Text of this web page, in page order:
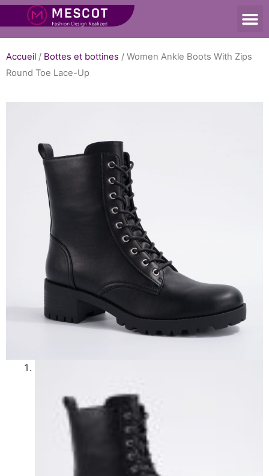
Accueil / Bottes et bottines / Women Ankle Boots With Zips
Round Toe Lace-Up